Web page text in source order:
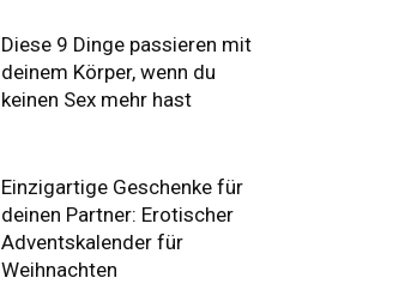
Diese 9 Dinge passieren mit
deinem Körper, wenn du
keinen Sex mehr hast
Einzigartige Geschenke für
deinen Partner: Erotischer
Adventskalender für
Weihnachten